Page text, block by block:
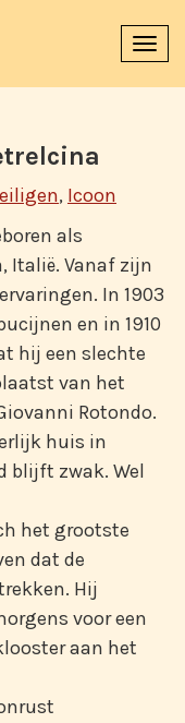
, Icoon
als
Italië. Vanaf zijn
In 1903
en in 1910
hij een slechte
van het
Rotondo.
huis in
blijft zwak. Wel
het grootste
dat de
Hij
voor een
aan het